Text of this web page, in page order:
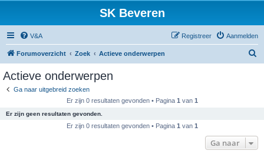
SK Beveren
V&A Aanmelden
Registreer
Forumoverzicht Zoek Actieve onderwerpen
Actieve onderwerpen
Ga naar uitgebreid zoeken
Er zijn 0 resultaten gevonden • Pagina 1 van 1
Er zijn geen resultaten gevonden.
Er zijn 0 resultaten gevonden • Pagina 1 van 1
Ga naar